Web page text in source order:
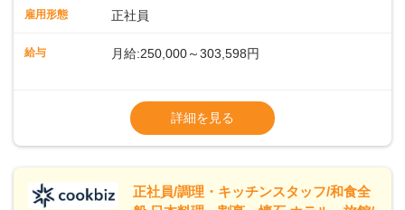
中です。◇◇クラシカルモダンなホテル◇◇新宿・東京駅ま
どのご利用が多数。18タイプのバンケットルームほか、朝食
烹みなと」などがあります。 ◆POINT◇◇ワークライフバラ
ンスがとりやすい♪育休産休、介護休暇などの制度も整ってお
スデー休暇や永年勤続休暇などの制度もあります。
雇用形態 正社員
給与 月給:250,000～303,598円
◎賞与／年2回（年2か月分支給）
※現在の給与・経験・スキルを考慮します
詳細を見る
正社員/調理・キッチンスタッフ/和食全